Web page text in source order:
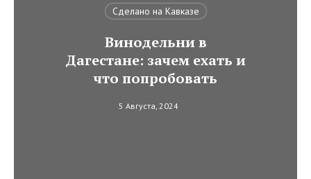
Сделано на Кавказе
Винодельни в
Дагестане: зачем ехать и
что попробовать
5 Августа, 2024